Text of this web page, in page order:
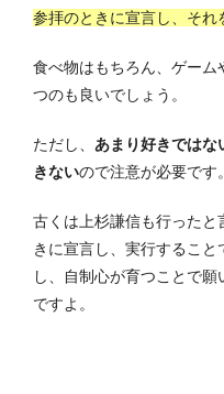
参拝のときに宣言し、それ
食べ物はもちろん、ゲー
つのも良いでしょう。
ただし、 あまり好きではな
きないので注意が必要です。
古くは上杉謙信も行ったと
きに宣言し、実行するこ
し、自制心が育つことで
ですよ。